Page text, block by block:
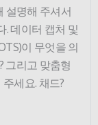
설명해 주셔서
. 데이터 캡처 및
이 무엇을 의
그리고 맞춤형
세요. 채드?